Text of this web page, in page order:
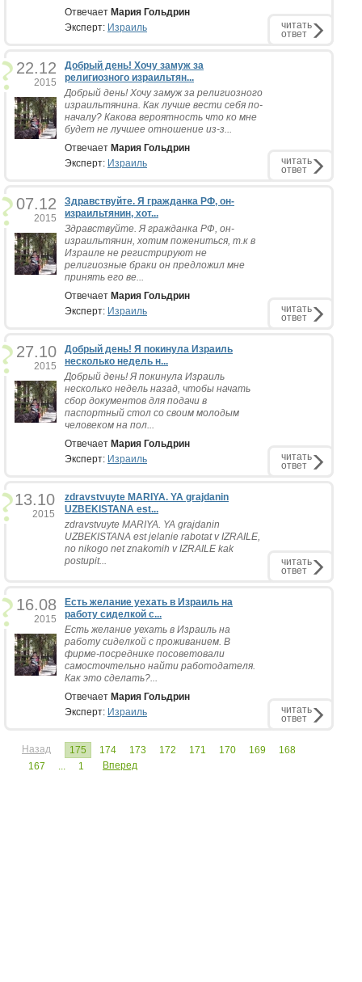
Отвечает Мария Гольдрин
Эксперт: Израиль читать
ответ
22.12
2015
Добрый день! Хочу замуж за
религиозного израильтян...
Добрый день! Хочу замуж за религиозного
израильтянина. Как лучше вести себя по-
началу? Какова вероятность что ко мне
будет не лучшее отношение из-з...
Отвечает Мария Гольдрин
Эксперт: Израиль читать
ответ
07.12
2015
Здравствуйте. Я гражданка РФ, он-
израильтянин, хот...
Здравствуйте. Я гражданка РФ, он-
израильтянин, хотим пожениться, т.к в
Израиле не регистрируют не
религиозные браки он предложил мне
принять его ве...
Отвечает Мария Гольдрин
Эксперт: Израиль читать
ответ
27.10
2015
Добрый день! Я покинула Израиль
несколько недель н...
Добрый день! Я покинула Израиль
несколько недель назад, чтобы начать
сбор документов для подачи в
паспортный стол со своим молодым
человеком на пол...
Отвечает Мария Гольдрин
Эксперт: Израиль читать
ответ
13.10
2015
zdravstvuyte MARIYA. YA grajdanin
UZBEKISTANA est...
zdravstvuyte MARIYA. YA grajdanin
UZBEKISTANA est jelanie rabotat v IZRAILE,
no nikogo net znakomih v IZRAILE kak
postupit...
читать
ответ
16.08
2015
Есть желание уехать в Израиль на
работу сиделкой с...
Есть желание уехать в Израиль на
работу сиделкой с проживанием. В
фирме-посреднике посоветовали
самосточтельно найти работодателя.
Как это сделать?...
Отвечает Мария Гольдрин
Эксперт: Израиль читать
ответ
Назад 175 174 173 172 171 170 169
168
167
... 1 Вперед